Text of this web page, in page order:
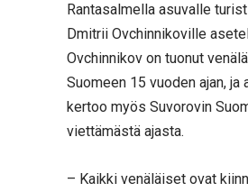
Rantasalmella asuvalle
Dmitrii Ovchinnikoville
Ovchinnikov on tuonut
Suomeen 15 vuoden ajan, ja
kertoo myös Suvorovin
viettämästä ajasta.
– Kaikki venäläiset ovat